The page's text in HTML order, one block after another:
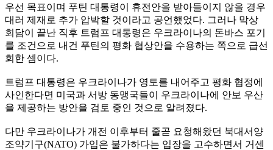
우선 목표이며 푸틴 대통령이 휴전안을 받아들이지 않을 경우
대러 제재로 추가 압박할 것이라고 공언했었다. 그러나 막상
회담이 끝난 직후 트럼프 대통령은 우크라이나의 돈바스 포기
를 조건으로 내건 푸틴의 평화 협상안을 수용하는 쪽으로 급선
회한 셈이다.
트럼프 대통령은 우크라이나가 영토를 내어주고 평화 협정에
사인한다면 미국과 서방 동맹국들이 우크라이나에 안보 우산
을 제공하는 방안을 검토 중인 것으로 알려졌다.
다만 우크라이나가 개전 이후부터 줄곧 요청해왔던 북대서양
조약기구(NATO) 가입은 불가하다는 입장을 고수하면서 거센